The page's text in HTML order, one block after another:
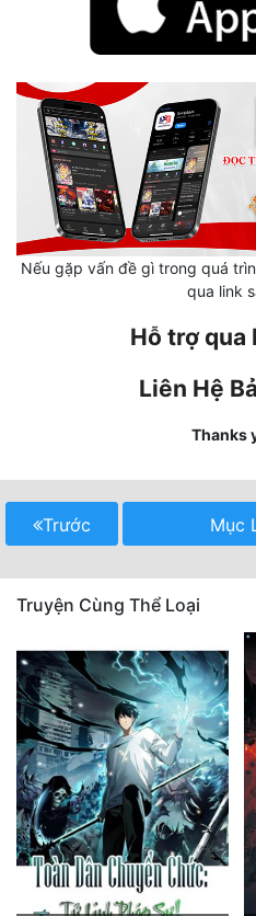
Ngôn Tình
Ngược
Nữ Cường
Nữ Phụ
Phong Thủy - Tâm Linh
Sảng Văn
Sắc
Tiên Hiệp
Tiểu Thuyết
Trinh Thám
Triều Đấu
Trùng Sinh
Trọng Sinh
Nếu gặp vấn đề gì trong quá
qua link
Hỗ trợ qua
Liên Hệ
Thanks
Trước Mục
Truyện Cùng Thể Loại